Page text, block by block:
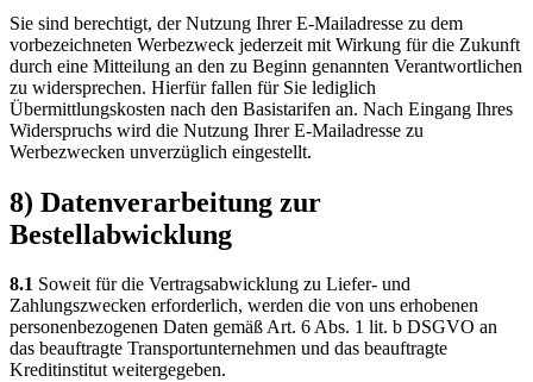
Sie sind berechtigt, der Nutzung Ihrer E-Mailadresse zu dem
vorbezeichneten Werbezweck jederzeit mit Wirkung für die Zukunft
durch eine Mitteilung an den zu Beginn genannten Verantwortlichen
zu widersprechen. Hierfür fallen für Sie lediglich
Übermittlungskosten nach den Basistarifen an. Nach Eingang Ihres
Widerspruchs wird die Nutzung Ihrer E-Mailadresse zu
Werbezwecken unverzüglich eingestellt.
8) Datenverarbeitung zur
Bestellabwicklung
8.1 Soweit für die Vertragsabwicklung zu Liefer- und
Zahlungszwecken erforderlich, werden die von uns erhobenen
personenbezogenen Daten gemäß Art. 6 Abs. 1 lit. b DSGVO an
das beauftragte Transportunternehmen und das beauftragte
Kreditinstitut weitergegeben.